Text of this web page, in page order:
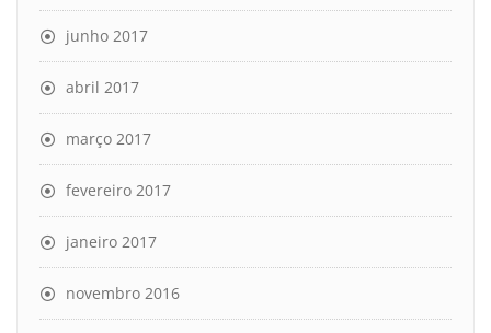
junho 2017
abril 2017
março 2017
fevereiro 2017
janeiro 2017
novembro 2016